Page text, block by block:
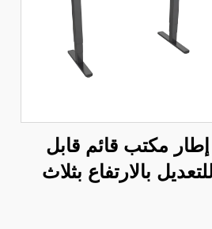
إطار مكتب قائم قابل
للتعديل بالارتفاع بثلاث